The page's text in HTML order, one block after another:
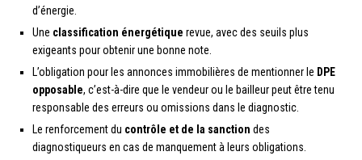
d’énergie.
Une classification énergétique revue, avec des seuils plus
exigeants pour obtenir une bonne note.
L’obligation pour les annonces immobilières de mentionner le DPE
opposable, c’est-à-dire que le vendeur ou le bailleur peut être tenu
responsable des erreurs ou omissions dans le diagnostic.
Le renforcement du contrôle et de la sanction des
diagnostiqueurs en cas de manquement à leurs obligations.